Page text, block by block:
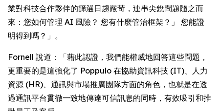
業對科技合作夥伴的篩選日趨嚴苛，連串尖銳問題隨之而
來：您如何管理 AI 風險？ 您有什麼管治框架？」 您能證
明得到嗎？」。
Fornell 說道：「藉此認證，我們能權威地回答這些問題，
更重要的是這強化了 Poppulo 在協助資訊科技 (IT)、人力
資源 (HR)、通訊與市場推廣團隊方面的角色，也就是在透
過通訊平台貫徹一致地傳達可信訊息的同時，有效吸引和推